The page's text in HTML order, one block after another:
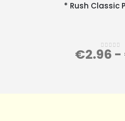
* Rush Classic
0 out of
€2.96 -